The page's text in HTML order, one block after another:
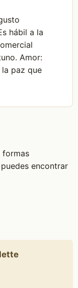
hábil a la
Amor:
la paz que
formas
encontrar